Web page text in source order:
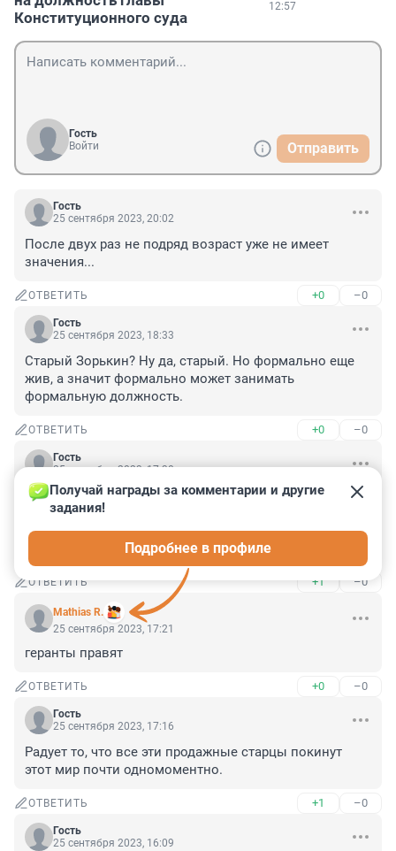
Конституционного суда
12:57
Гость
Войти
Отправить
Гость
25 сентября 2023, 20:02
После двух раз не подряд возраст уже не имеет
значения...
ОТВЕТИТЬ +0 –0
Гость
25 сентября 2023, 18:33
Старый Зорькин? Ну да, старый. Но формально еще
жив, а значит формально может занимать
формальную должность.
ОТВЕТИТЬ +0 –0
Гость
25 сентября 2023, 17:30
Видимо потому что ему импонирует прежнее
крепостное право... Может быть это знак, что вот уже
и настало время российским "верхним" людям
обзавестись душами эдак по двести...
ОТВЕТИТЬ +1 –0
Mathias R.
Получай награды за комментарии и другие
задания!
Подробнее в профиле
25 сентября 2023, 17:21
геранты правят
ОТВЕТИТЬ +0 –0
Гость
25 сентября 2023, 17:16
Радует то, что все эти продажные старцы покинут
этот мир почти одномоментно.
ОТВЕТИТЬ +1 –0
Гость
25 сентября 2023, 16:09